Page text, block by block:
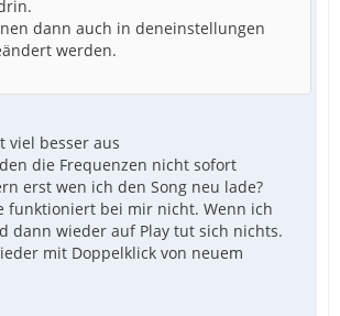
dann auch in deneinstellungen
werden.
viel besser aus
die Frequenzen nicht sofort
erst wen ich den Song neu lade?
funktioniert bei mir nicht. Wenn ich
dann wieder auf Play tut sich nichts.
mit Doppelklick von neuem